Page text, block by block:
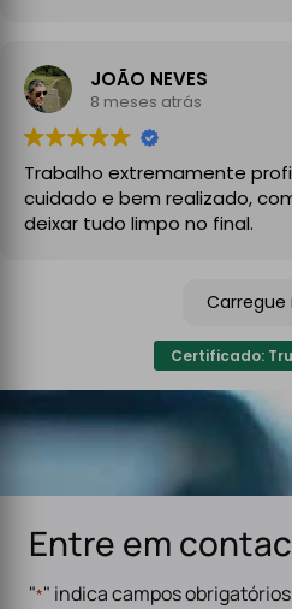
clareza, aconselharam a
instalação elétrica e
enorme cuidado.
A instalação ficou perfeita,
funcional, com atenção aos
No final, deixaram tudo limpo
um serviço de eletricidade de
especialmente para
elétricos. Serviço rápido,
JOÃO NEVES
8 meses atrás
Trabalho extremamente
cuidado e bem realizado,
deixar tudo limpo no final.
Carregue
Certificado:
Entre em
"*" indica campos obrigatórios